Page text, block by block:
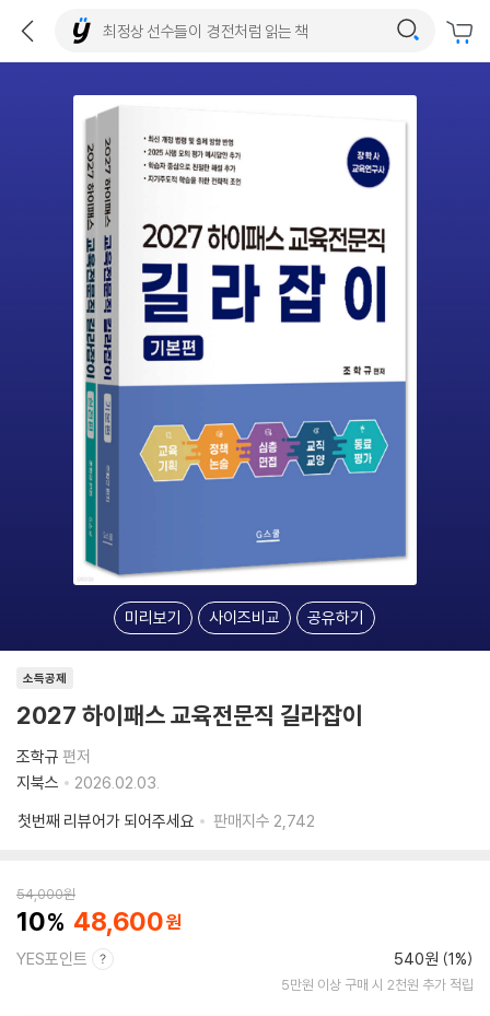
미리보기 사이즈비교 공유하기
소득공제
2027 하이패스 교육전문직 길라잡이
조학규 편저
지북스
2026.02.03.
첫번째 리뷰어가 되어주세요
판매지수 2,742
54,000원
10 48,600
YES포인트 540원 (1%)
5만원 이상 구매 시 2천원 추가 적립